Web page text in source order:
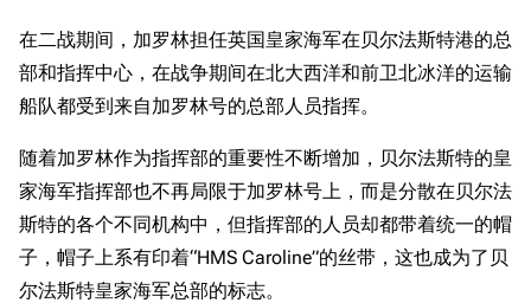
在二战期间，加罗林担任英国皇家海军在贝尔法斯特港的总
部和指挥中心，在战争期间在北大西洋和前卫北冰洋的运输
船队都受到来自加罗林号的总部人员指挥。
随着加罗林作为指挥部的重要性不断增加，贝尔法斯特的皇
家海军指挥部也不再局限于加罗林号上，而是分散在贝尔法
斯特的各个不同机构中，但指挥部的人员却都带着统一的帽
子，帽子上系有印着“HMS Caroline”的丝带，这也成为了贝
尔法斯特皇家海军总部的标志。